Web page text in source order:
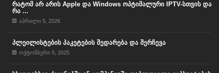
რატომ არ არის Apple და Windows ოპტიმალური IPTV-სთვის და
რა ...
აპრილი 5, 2026
პლეილისტების პაკეტების შედარება და შერჩევა
ოქტომბერი 5, 2025